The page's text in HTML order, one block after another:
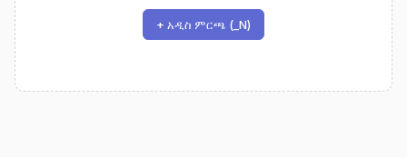
+ አዲስ ምርጫ (_N)